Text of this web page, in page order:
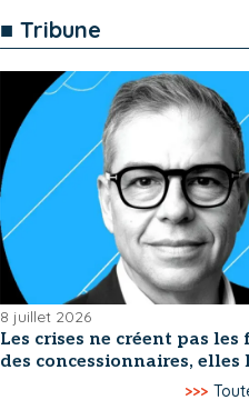
■ Tribune
8 juillet 2026
Les crises ne créent pas les
des concessionnaires, elles
>>>